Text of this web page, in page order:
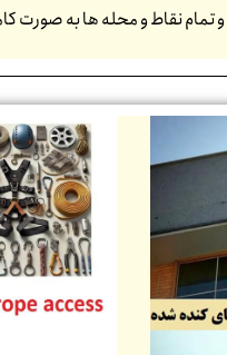
و تمام نقاط و محله ها به صورت